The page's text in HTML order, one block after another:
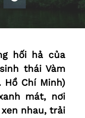
hối hả của
thái Vàm
Hồ Chí Minh)
mát, nơi
nhau, trải